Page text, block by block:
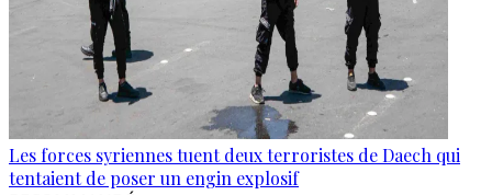
Les forces syriennes tuent deux terroristes de Daech qui
tentaient de poser un engin explosif